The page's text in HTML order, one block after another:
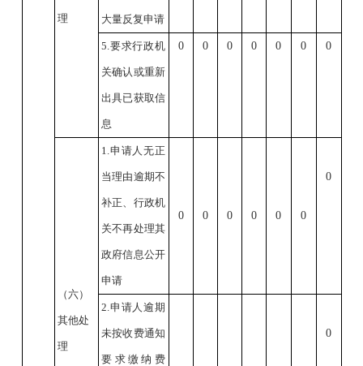
理 大量反复申请
5.要求行政机
关确认或重新
出具已获取信
息
0 0 0 0 0 0 0
（六）
其他处
理
1.申请人无正
当理由逾期不
补正、行政机
关不再处理其
政府信息公开
申请
0 0 0 0 0 0
0
2.申请人逾期
未按收费通知
要求缴纳费
0